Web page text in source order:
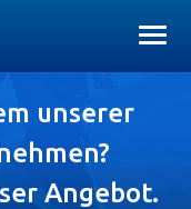
unserer
Angebot.